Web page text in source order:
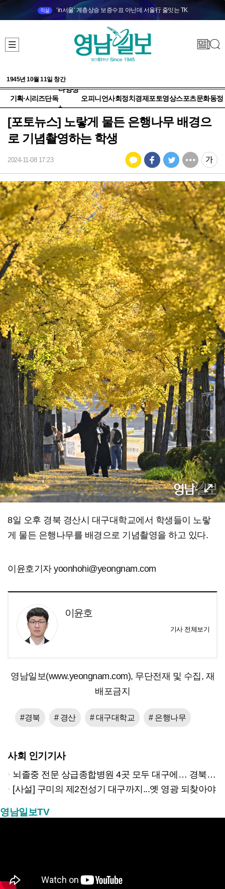
직설 ‘in서울’ 계층상승 보증수표 아닌데 서울行 줄잇는 TK
1945년 10월 11일 창간
기획·시리즈단독
다양성
+
오피니언사회정치 경제 포토영상스포츠문화동정
[포토뉴스] 노랗게 물든 은행나무 배경으
로 기념촬영하는 학생
2024-11-08 17:23
8일 오후 경북 경산시 대구대학교에서 학생들이 노랗
게 물든 은행나무를 배경으로 기념촬영을 하고 있다.
이윤호기자 yoonhohi@yeongnam.com
이윤호
기사 전체보기
영남일보(www.yeongnam.com), 무단전재 및 수집, 재
배포금지
#경북 # 경산 # 대구대학교 # 은행나무
사회 인기기사
뇌졸중 전문 상급종합병원 4곳 모두 대구에… 경북은 골든타임 사각지대
[사설] 구미의 제2전성기 대구까지...옛 영광 되찾아야
영남일보TV